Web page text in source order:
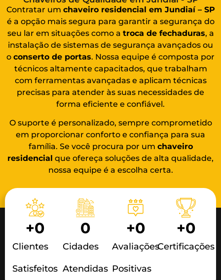
Contratar um chaveiro residencial em Jundiaí – SP
é a opção mais segura para garantir a segurança do
seu lar em situações como a troca de fechaduras, a
instalação de sistemas de segurança avançados ou
o conserto de portas. Nossa equipe é composta por
técnicos altamente capacitados, que trabalham
com ferramentas avançadas e aplicam técnicas
precisas para atender às suas necessidades de
forma eficiente e confiável.
O suporte é personalizado, sempre comprometido
em proporcionar conforto e confiança para sua
família. Se você procura por um chaveiro
residencial que ofereça soluções de alta qualidade,
nossa equipe é a escolha certa.
Clientes
Satisfeitos
+0
Cidades
Atendidas
0
Avaliações
Positivas
+0
Certificações
+0